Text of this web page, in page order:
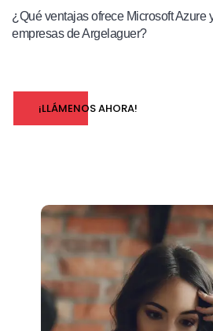
¿Qué ventajas ofrece Microsoft Azure
empresas de Argelaguer?
¡LLÁMENOS AHORA!